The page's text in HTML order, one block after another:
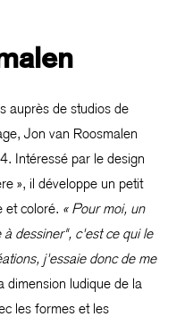
auprès de studios de
Jon van Roosmalen
Intéressé par le design
», il développe un petit
et coloré. « Pour moi, un
dessiner", c'est ce qui le
j'essaie donc de me
dimension ludique de la
les formes et les